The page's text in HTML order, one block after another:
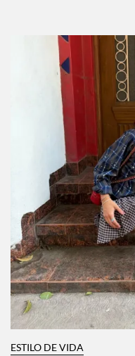
ESTILO DE VIDA